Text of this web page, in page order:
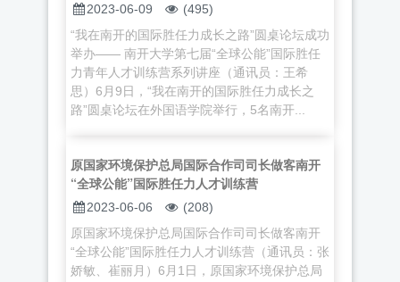
2023-06-09
(495)
“我在南开的国际胜任力成长之路”圆桌论坛成功
举办—— 南开大学第七届“全球公能”国际胜任
力青年人才训练营系列讲座（通讯员：王希
思）6月9日，“我在南开的国际胜任力成长之
路”圆桌论坛在外国语学院举行，5名南开...
原国家环境保护总局国际合作司司长做客南开
“全球公能”国际胜任力人才训练营
2023-06-06
(208)
原国家环境保护总局国际合作司司长做客南开
“全球公能”国际胜任力人才训练营（通讯员：张
娇敏、崔丽月）6月1日，原国家环境保护总局